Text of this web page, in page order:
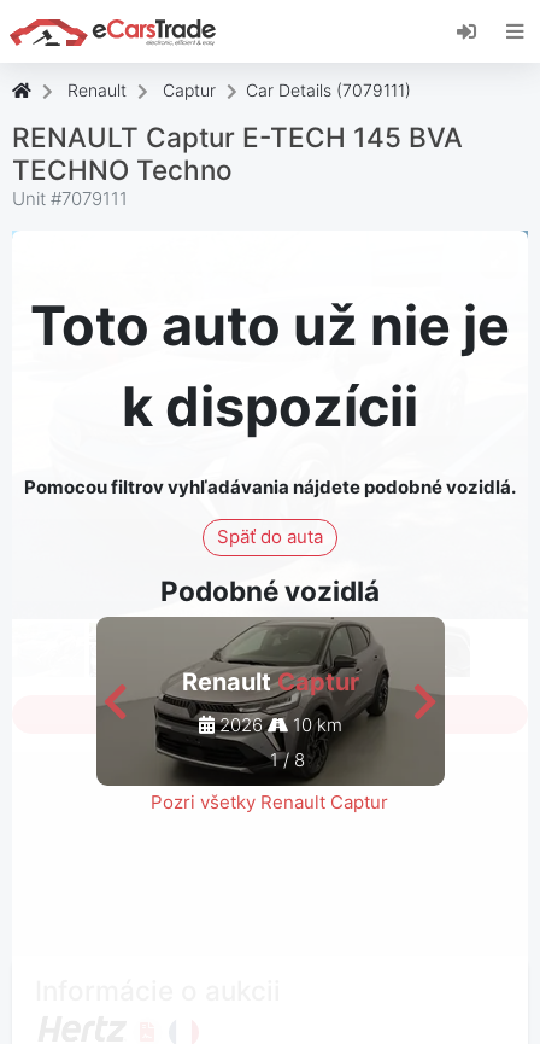
Nainštalujte si webovú aplikáciu eCarsTrade,
pridajte si ju na domovskú obrazovku a
Renault Captur Car Details (7079111)
RENAULT Captur E-TECH 145 BVA
TECHNO Techno
Unit #7079111
Toto auto už nie je
k dispozícii
Pomocou filtrov vyhľadávania nájdete podobné vozidlá.
Späť do auta
Podobné vozidlá
RenaultCaptur
2026
10 km
1/8
Pozri všetky Renault Captur
Sign in to see all photos